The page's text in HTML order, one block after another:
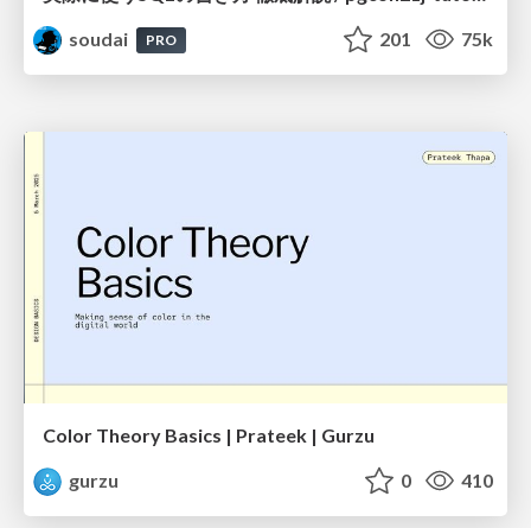
soudai
PRO 201 75k
Color Theory Basics | Prateek | Gurzu
gurzu
0 410